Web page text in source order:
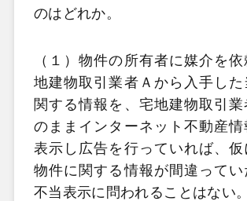
のはどれか。
（１）物件の所有者に媒介を
地建物取引業者Ａから入手した
関する情報を、宅地建物取引
のままインターネット不動産情
表示し広告を行っていれば、仮
物件に関する情報が間違ってい
不当表示に問われることはない。